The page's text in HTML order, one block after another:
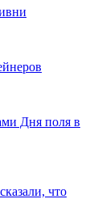
Дня поля в
что